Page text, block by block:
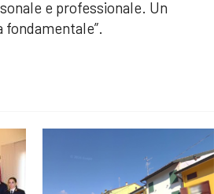
e professionale. Un
fondamentale”.